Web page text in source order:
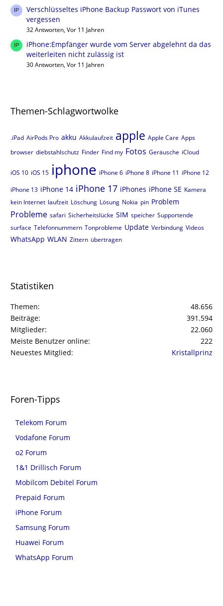
Verschlüsseltes iPhone Backup Passwort von iTunes
vergessen
32 Antworten, Vor 11 Jahren
iPhone:Empfänger wurde vom Server abgelehnt da das
weiterleiten nicht zulässig ist
30 Antworten, Vor 11 Jahren
Themen-Schlagwortwolke
.iPad AirPods Pro akku Akkulaufzeit apple Apple Care Apps
browser diebstahlschutz Finder Find my Fotos Geräusche iCloud
iOS 10 iOS 15 iphone iPhone 6 iPhone 8 iPhone 11 iPhone 12
iPhone 13 iPhone 14 iPhone 17 iPhones iPhone SE Kamera
kein Internet laufzeit Löschung Lösung Nokia pin Problem
Probleme safari Sicherheitslücke SIM speicher Supportende
surface Telefonnummern Tonprobleme Update Verbindung Videos
WhatsApp WLAN Zittern übertragen
Statistiken
Themen
48.656
Beiträge
391.594
Mitglieder
22.060
Meiste Benutzer online
222
Neuestes Mitglied
Kristallprinz
Foren-Tipps
Telekom Forum
Vodafone Forum
o2 Forum
1&1 Drillisch Forum
Mobilcom Debitel Forum
Prepaid Forum
iPhone Forum
Samsung Forum
Huawei Forum
WhatsApp Forum